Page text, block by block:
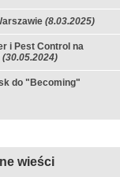
(8.03.2025)
i Pest Control na
(30.05.2024)
do "Becoming"
wieści